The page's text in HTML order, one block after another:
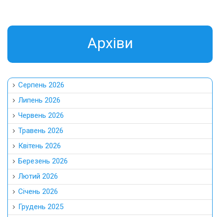
Aрхіви
Серпень 2026
Липень 2026
Червень 2026
Травень 2026
Квітень 2026
Березень 2026
Лютий 2026
Січень 2026
Грудень 2025